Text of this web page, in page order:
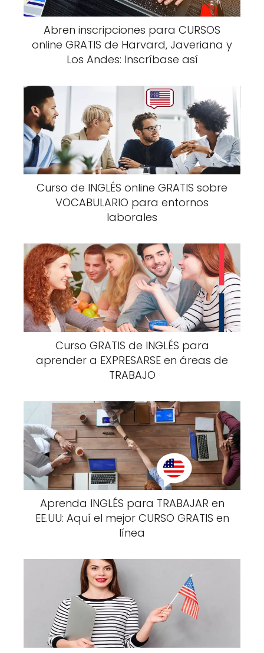
Abren inscripciones para CURSOS
online GRATIS de Harvard, Javeriana y
Los Andes: Inscríbase así
Curso de INGLÉS online GRATIS sobre
VOCABULARIO para entornos
laborales
Curso GRATIS de INGLÉS para
aprender a EXPRESARSE en áreas de
TRABAJO
Aprenda INGLÉS para TRABAJAR en
EE.UU: Aquí el mejor CURSO GRATIS en
línea